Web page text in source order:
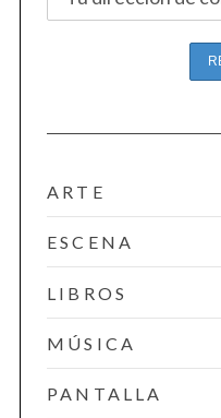
ARTE
ESCENA
LIBROS
MÚSICA
PANTALLA